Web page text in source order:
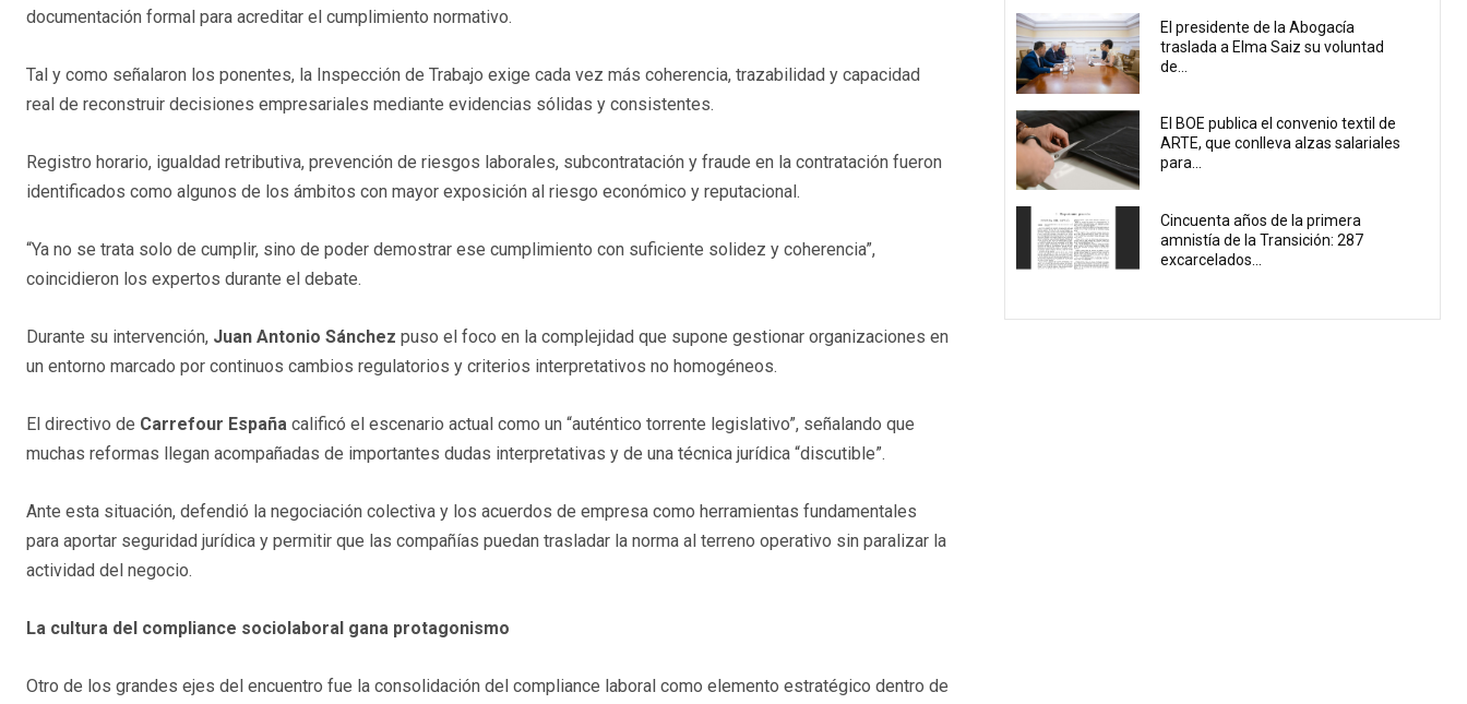
documentación formal para acreditar el cumplimiento normativo.
Tal y como señalaron los ponentes, la Inspección de Trabajo exige cada vez más coherencia, trazabilidad y capacidad
real de reconstruir decisiones empresariales mediante evidencias sólidas y consistentes.
Registro horario, igualdad retributiva, prevención de riesgos laborales, subcontratación y fraude en la contratación fueron
identificados como algunos de los ámbitos con mayor exposición al riesgo económico y reputacional.
“Ya no se trata solo de cumplir, sino de poder demostrar ese cumplimiento con suficiente solidez y coherencia”,
coincidieron los expertos durante el debate.
Durante su intervención, Juan Antonio Sánchez puso el foco en la complejidad que supone gestionar organizaciones en
un entorno marcado por continuos cambios regulatorios y criterios interpretativos no homogéneos.
El directivo de Carrefour España calificó el escenario actual como un “auténtico torrente legislativo”, señalando que
muchas reformas llegan acompañadas de importantes dudas interpretativas y de una técnica jurídica “discutible”.
Ante esta situación, defendió la negociación colectiva y los acuerdos de empresa como herramientas fundamentales
para aportar seguridad jurídica y permitir que las compañías puedan trasladar la norma al terreno operativo sin paralizar la
actividad del negocio.
La cultura del compliance sociolaboral gana protagonismo
Otro de los grandes ejes del encuentro fue la consolidación del compliance laboral como elemento estratégico dentro de
El presidente de la Abogacía
traslada a Elma Saiz su voluntad
de...
El BOE publica el convenio textil de
ARTE, que conlleva alzas salariales
para...
Cincuenta años de la primera
amnistía de la Transición: 287
excarcelados...